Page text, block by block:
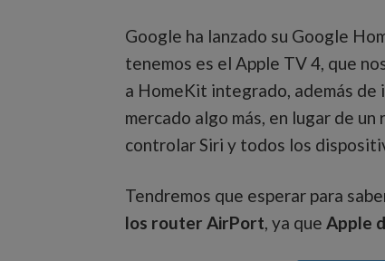
Google ha lanzado su Google
tenemos es el Apple TV 4, que
a HomeKit integrado, además de
mercado algo más, en lugar de
controlar Siri y todos los
Tendremos que esperar para
los router AirPort, ya que Apple